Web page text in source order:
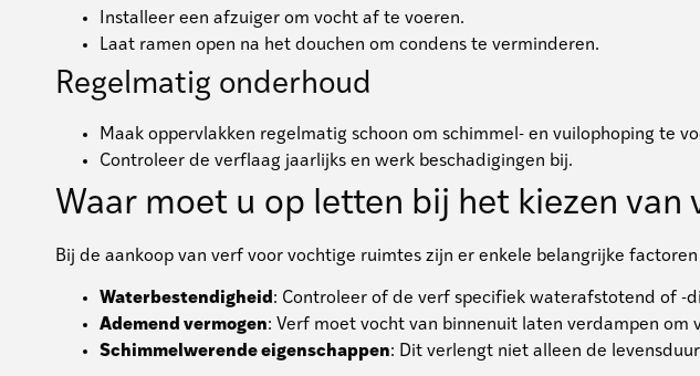
Installeer een afzuiger om vocht af te voeren.
Laat ramen open na het douchen om condens te verminderen.
Regelmatig onderhoud
Maak oppervlakken regelmatig schoon om schimmel- en vuilophoping te
Controleer de verflaag jaarlijks en werk beschadigingen bij.
Waar moet u op letten bij het kiezen van
Bij de aankoop van verf voor vochtige ruimtes zijn er enkele belangrijke
Waterbestendigheid: Controleer of de verf specifiek waterafstotend of -
Ademend vermogen: Verf moet vocht van binnenuit laten verdampen om
Schimmelwerende eigenschappen: Dit verlengt niet alleen de